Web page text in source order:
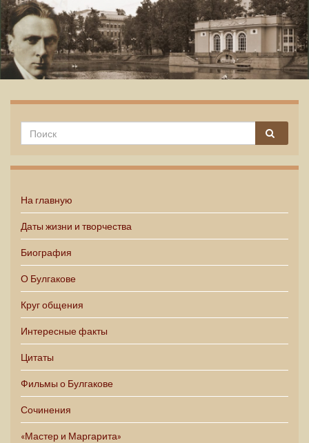
На главную
Даты жизни и творчества
Биография
О Булгакове
Круг общения
Интересные факты
Цитаты
Фильмы о Булгакове
Сочинения
«Мастер и Маргарита»